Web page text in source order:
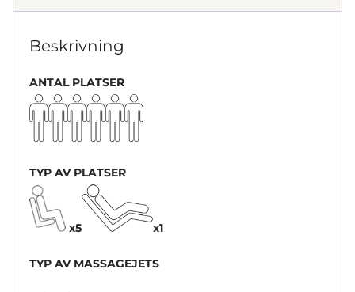
Beskrivning
ANTAL PLATSER
TYP AV PLATSER
x5 x1
TYP AV MASSAGEJETS